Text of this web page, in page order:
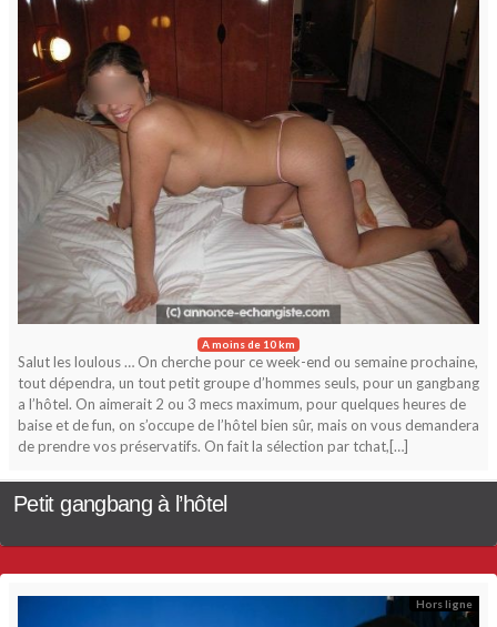
A moins de 10 km
Salut les loulous … On cherche pour ce week-end ou semaine prochaine,
tout dépendra, un tout petit groupe d’hommes seuls, pour un gangbang
a l’hôtel. On aimerait 2 ou 3 mecs maximum, pour quelques heures de
baise et de fun, on s’occupe de l’hôtel bien sûr, mais on vous demandera
de prendre vos préservatifs. On fait la sélection par tchat,[…]
Petit gangbang à l’hôtel
Hors ligne